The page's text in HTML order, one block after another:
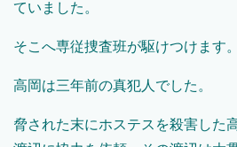
ていました。
そこへ専従捜査班が駆けつけます。
高岡は三年前の真犯人でした。
脅された末にホステスを殺害した